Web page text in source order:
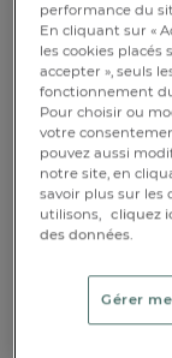
1
Drap 1 à 2
Réf : 996647101
performance du
En cliquant sur «
les cookies placés
accepter », seuls
fonctionnement
Pour choisir ou
votre
pouvez aussi
notre site, en
savoir plus sur les
utilisons, cliquez
des données.
Gérer